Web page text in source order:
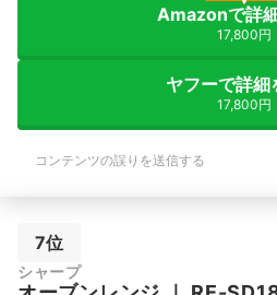
Amazonで詳
17,800円
ヤフーで詳細
17,800円
コンテンツの誤りを送信する
7位
シャープ